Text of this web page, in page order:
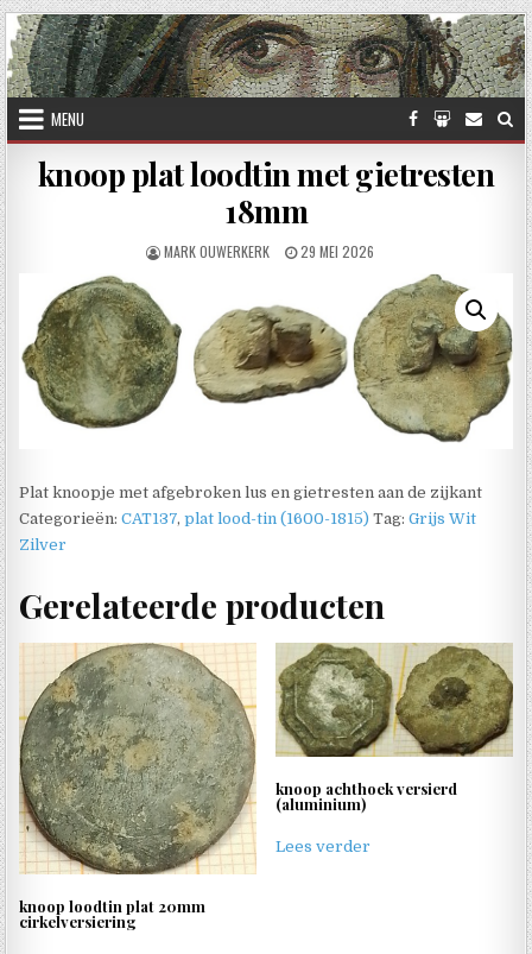
Skip to content
MENU
knoop plat loodtin met gietresten
18mm
AUTHOR:
MARK OUWERKERK PUBLISHED DATE:
29 MEI 2026
Plat knoopje met afgebroken lus en gietresten aan de zijkant
Categorieën:CAT137,plat lood-tin (1600-1815) Tag:Grijs Wit
Zilver
Gerelateerde producten
knoop loodtin plat 20mm
cirkelversiering
knoop achthoek versierd
(aluminium)
Lees verder